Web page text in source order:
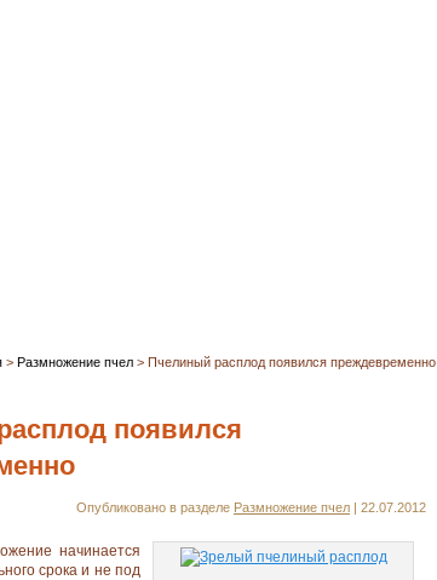
> Размножение пчел > Пчелиный расплод появился преждевременно
появился
Опубликовано в разделе Размножение пчел | 22.07.2012
начинается
срока и не под